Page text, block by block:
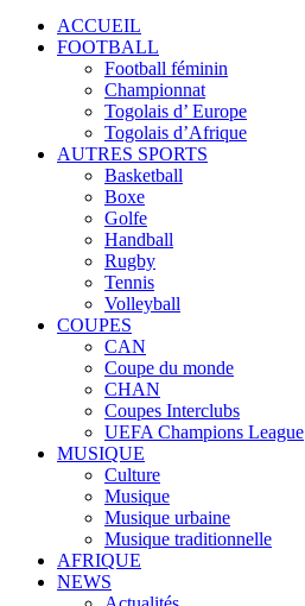
ACCUEIL
FOOTBALL
Football féminin
Championnat
Togolais d’ Europe
Togolais d’Afrique
AUTRES SPORTS
Basketball
Boxe
Golfe
Handball
Rugby
Tennis
Volleyball
COUPES
CAN
Coupe du monde
CHAN
Coupes Interclubs
UEFA Champions League
MUSIQUE
Culture
Musique
Musique urbaine
Musique traditionnelle
AFRIQUE
NEWS